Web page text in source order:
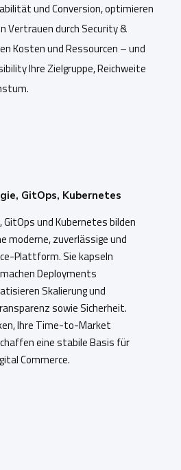
und Conversion, optimieren
Vertrauen durch Security &
Kosten und Ressourcen – und
Ihre Zielgruppe, Reichweite
GitOps, Kubernetes
und Kubernetes bilden
moderne, zuverlässige und
Plattform. Sie kapseln
Deployments
Skalierung und
sowie Sicherheit.
Ihre Time-to-Market
eine stabile Basis für
Commerce.